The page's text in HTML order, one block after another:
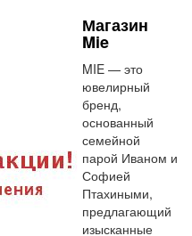
Магазин
Mie
MIE — это
ювелирный
бренд,
основанный
семейной
парой Иваном и
Софией
Птахиными,
предлагающий
изысканные